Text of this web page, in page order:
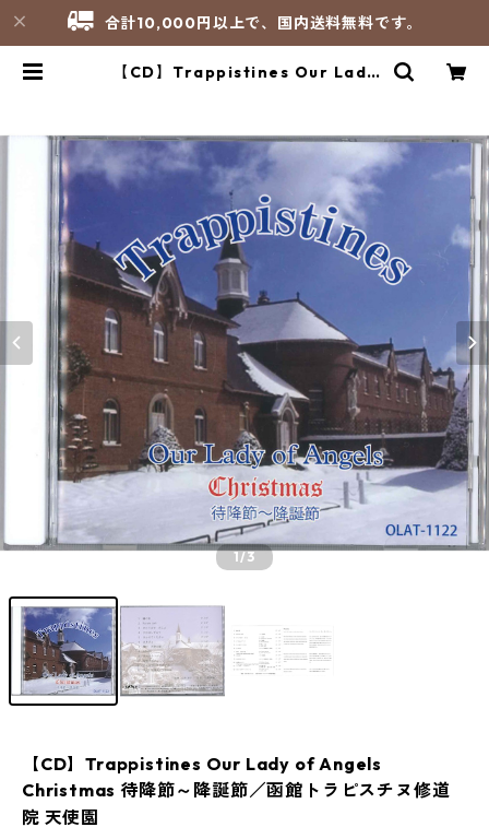
合計10,000円以上で、国内送料無料です。
【CD】Trappistines Our Lady
のお店
1/3
【CD】Trappistines Our Lady of Angels
Christmas 待降節～降誕節／函館トラピスチヌ修道
院 天使園